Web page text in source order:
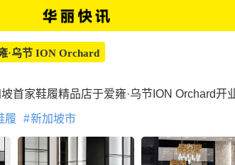
·乌节 ION Orchard
首家鞋履精品店于爱雍·乌节ION Orchard开
履 新加坡市